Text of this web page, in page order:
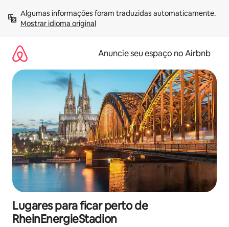
para
Mostrar idioma original
Anuncie seu espaço no Airbnb
Lugares para ficar perto de
RheinEnergieStadion